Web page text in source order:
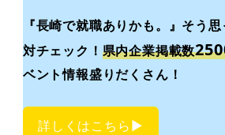
『長崎で就職ありかも。』 そう
対チェック！ 県内企業掲載数
ベント情報盛りだくさん！
詳しくはこちら▶︎